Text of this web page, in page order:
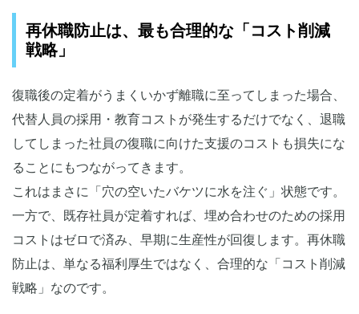
再休職防止は、最も合理的な「コスト削減
戦略」
復職後の定着がうまくいかず離職に至ってしまった場合、
代替人員の採用・教育コストが発生するだけでなく、退職
してしまった社員の復職に向けた支援のコストも損失にな
ることにもつながってきます。
これはまさに「穴の空いたバケツに水を注ぐ」状態です。
一方で、既存社員が定着すれば、埋め合わせのための採用
コストはゼロで済み、早期に生産性が回復します。再休職
防止は、単なる福利厚生ではなく、合理的な「コスト削減
戦略」なのです。